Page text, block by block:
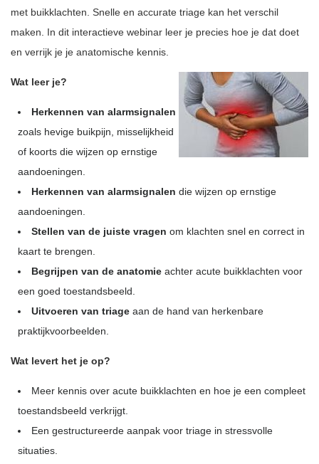
met buikklachten. Snelle en accurate triage kan het verschil
maken. In dit interactieve webinar leer je precies hoe je dat doet
en verrijk je je anatomische kennis.
Wat leer je?
Herkennen van alarmsignalen
zoals hevige buikpijn, misselijkheid
of koorts die wijzen op ernstige
aandoeningen.
Herkennen van alarmsignalen die wijzen op ernstige
aandoeningen.
Stellen van de juiste vragen om klachten snel en correct in
kaart te brengen.
Begrijpen van de anatomie achter acute buikklachten voor
een goed toestandsbeeld.
Uitvoeren van triage aan de hand van herkenbare
praktijkvoorbeelden.
Wat levert het je op?
Meer kennis over acute buikklachten en hoe je een compleet
toestandsbeeld verkrijgt.
Een gestructureerde aanpak voor triage in stressvolle
situaties.